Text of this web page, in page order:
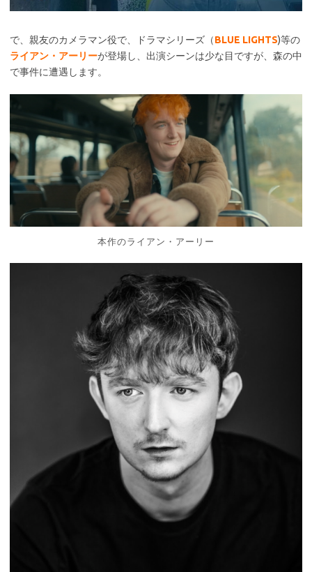
で、親友のカメラマン役で、ドラマシリーズ（BLUE LIGHTS)等の
ライアン・アーリーが登場し、出演シーンは少な目ですが、森の中
で事件に遭遇します。
本作のライアン・アーリー